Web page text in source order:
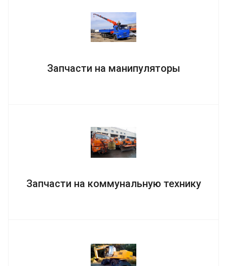
Запчасти на манипуляторы
Запчасти на коммунальную технику